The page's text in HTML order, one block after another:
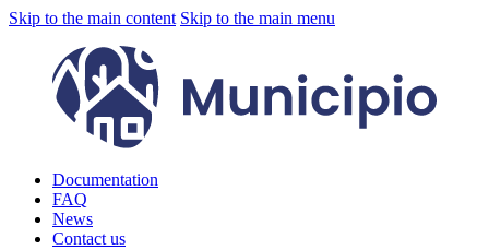
Skip to the main content Skip to the main menu
Documentation
FAQ
News
Contact us